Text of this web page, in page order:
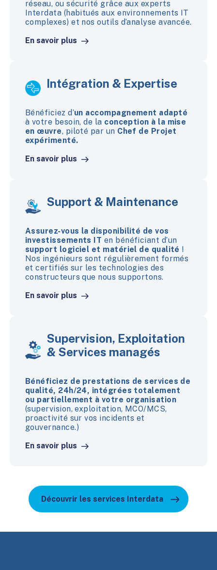
réseau, ou sécurité grâce aux experts
Interdata (habitués aux environnements IT
complexes) et nos outils d’analyse avancée.
En savoir plus
Intégration & Expertise
Bénéficiez d’un accompagnement adapté
à votre besoin, de la conception à la mise
en œuvre, piloté par un Chef de Projet
expérimenté.
En savoir plus
Support & Maintenance
Assurez-vous la disponibilité de vos
investissements IT en bénéficiant d’un
support logiciel et matériel de qualité !
Nos ingénieurs sont régulièrement formés
et certifiés sur les technologies des
constructeurs que nous supportons.
En savoir plus
Supervision, Exploitation
& Services managés
Bénéficiez de prestations de services de
qualité, 24h/24, intégrées totalement
ou partiellement à votre organisation
(supervision, exploitation, MCO/MCS,
proactivité sur vos incidents et
gouvernance.)
En savoir plus
Découvrir les services Interdata